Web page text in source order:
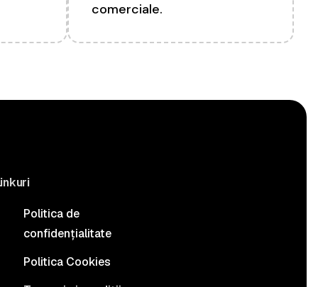
comerciale.
Politica de
confidențialitate
Politica Cookies